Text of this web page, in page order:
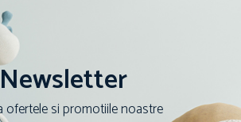
ofertele si promotiile noastre